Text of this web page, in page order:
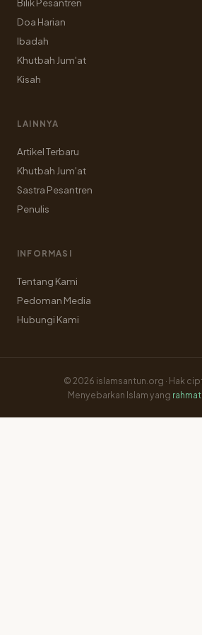
Bilik Pesantren
Doa Harian
Ibadah
Khutbah Jum'at
Kisah
LAINNYA
Artikel Terbaru
Khutbah Jum'at
Sastra Pesantren
Penulis
INFORMASI
Tentang Kami
Pedoman Media
Hubungi Kami
© 2026 islamsantun.org · Hak
Menyebarkan Islam yang